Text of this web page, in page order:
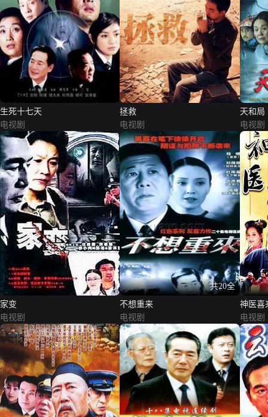
生死十七天
电视剧
拯救
电视剧
天和局
电视剧
家变
电视剧
共20全
不想重来
电视剧
神医喜
电视剧